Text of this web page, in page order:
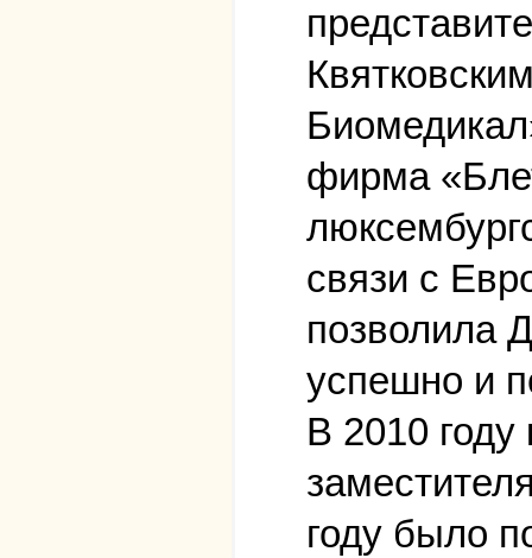
фирма
связи с
позволила
успешно и
В 2010
году было